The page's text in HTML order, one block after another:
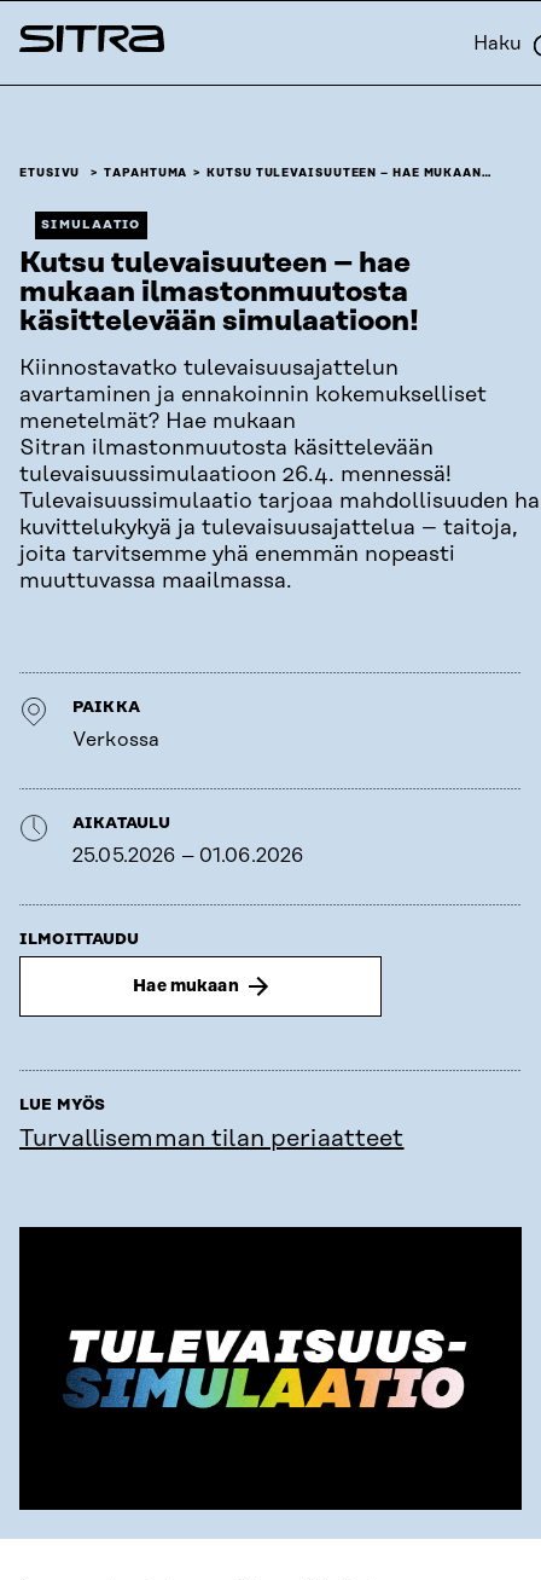
Siirry
suoraan
Sitra Haku
ETUSIVU TAPAHTUMA KUTSU TULEVAISUUTEEN – HAE MUKAAN…
SIMULAATIO
Kutsu tulevaisuuteen – hae
mukaan ilmastonmuutosta
käsittelevään simulaatioon!
Kiinnostavatko tulevaisuusajattelun
avartaminen ja ennakoinnin kokemukselliset
menetelmät? Hae mukaan
Sitran ilmastonmuutosta käsittelevään
tulevaisuussimulaatioon 26.4. mennessä!
Tulevaisuussimulaatio tarjoaa mahdollisuuden
kuvittelukykyä ja tulevaisuusajattelua – taitoja,
joita tarvitsemme yhä enemmän nopeasti
muuttuvassa maailmassa.
PAIKKA
Verkossa
AIKATAULU
25.05.2026 – 01.06.2026
ILMOITTAUDU
Hae mukaan
LUE MYÖS
Turvallisemman tilan periaatteet